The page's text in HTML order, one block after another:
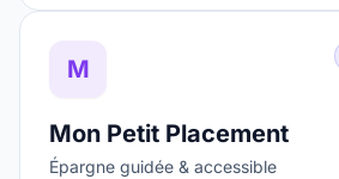
M
Mon Petit Placement
Épargne guidée & accessible